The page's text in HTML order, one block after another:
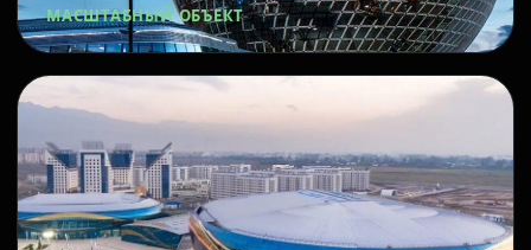
МАСШТАБНЫЙ ОБЪЕКТ